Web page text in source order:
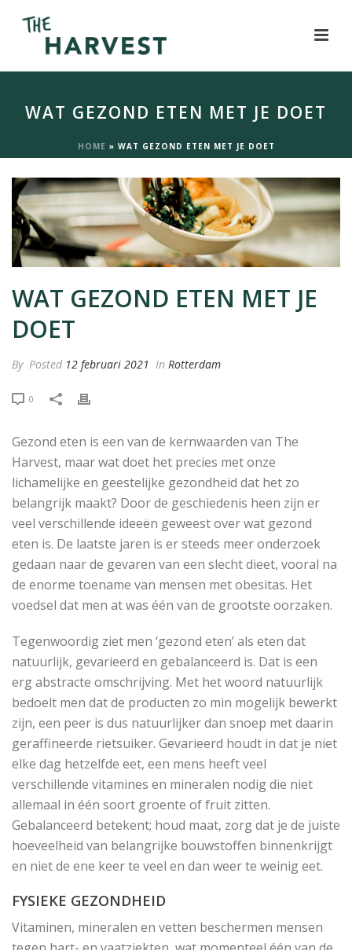
WAT GEZOND ETEN MET JE DOET
HOME » WAT GEZOND ETEN MET JE DOET
WAT GEZOND ETEN MET JE
DOET
By Posted 12 februari 2021 In Rotterdam
0
Gezond eten is een van de kernwaarden van The
Harvest, maar wat doet het precies met onze
lichamelijke en geestelijke gezondheid dat het zo
belangrijk maakt? Door de geschiedenis heen zijn er
veel verschillende ideeën geweest over wat gezond
eten is. De laatste jaren is er steeds meer onderzoek
gedaan naar de gevaren van een slecht dieet, vooral na
de enorme toename van mensen met obesitas. Het
voedsel dat men at was één van de grootste oorzaken.
Tegenwoordig ziet men ‘gezond eten’ als eten dat
natuurlijk, gevarieerd en gebalanceerd is. Dat is een
erg abstracte omschrijving. Met het woord natuurlijk
bedoelt men dat de producten zo min mogelijk bewerkt
zijn, een peer is dus natuurlijker dan snoep met daarin
geraffineerde rietsuiker. Gevarieerd houdt in dat je niet
elke dag hetzelfde eet, een mens heeft veel
verschillende vitamines en mineralen nodig die niet
allemaal in één soort groente of fruit zitten.
Gebalanceerd betekent; houd maat, zorg dat je de juiste
hoeveelheid van belangrijke bouwstoffen binnenkrijgt
en niet de ene keer te veel en dan weer te weinig eet.
FYSIEKE GEZONDHEID
Vitaminen, mineralen en vetten beschermen mensen